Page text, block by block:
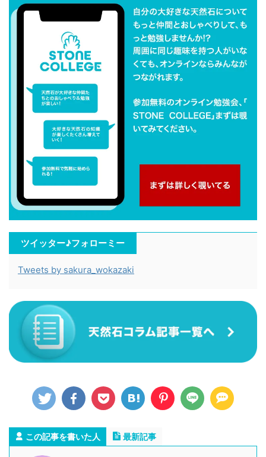
ツイッター♪フォローミー
Tweets by sakura_wokazaki
この記事を書いた人 最新記事